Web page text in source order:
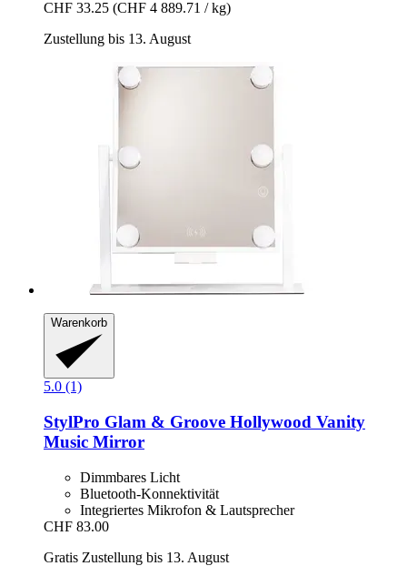
CHF 33.25 (CHF 4 889.71 / kg)
Zustellung bis 13. August
Warenkorb
5.0 (1)
StylPro Glam & Groove Hollywood Vanity
Music Mirror
Dimmbares Licht
Bluetooth-Konnektivität
Integriertes Mikrofon & Lautsprecher
CHF 83.00
Gratis Zustellung bis 13. August